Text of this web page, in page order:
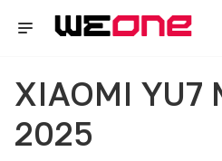
XIAOMI YU7
2025